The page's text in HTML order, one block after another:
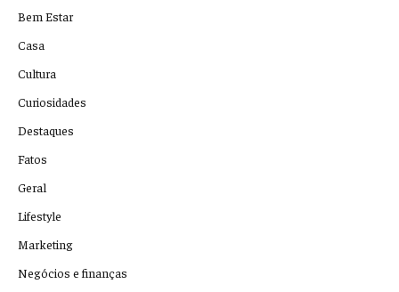
Bem Estar
Casa
Cultura
Curiosidades
Destaques
Fatos
Geral
Lifestyle
Marketing
Negócios e finanças